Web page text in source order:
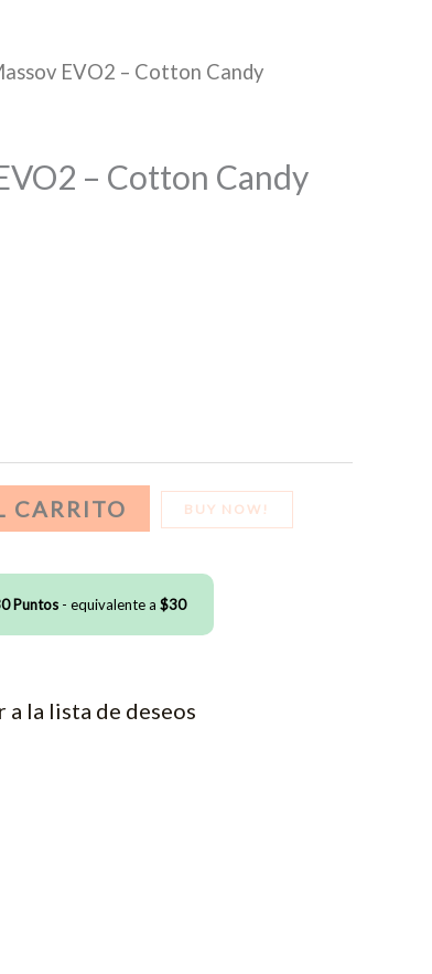
EVO2 – Cotton Candy
– Cotton Candy
CARRITO BUY NOW!
Puntos - equivalente a $30
a la lista de deseos